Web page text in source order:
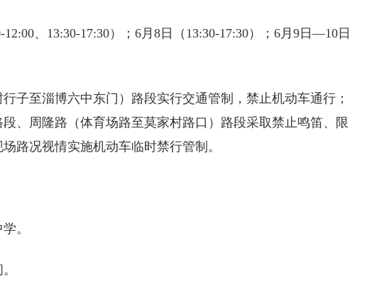
、13:30-17:30）；6月8日（13:30-17:30）；6月9日—10日
子至淄博六中东门）路段实行交通管制，禁止机动车通行；
、周隆路（体育场路至莫家村路口）路段采取禁止鸣笛、限
路况视情实施机动车临时禁行管制。
。